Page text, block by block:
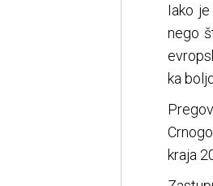
Iako
nego
ka
kraja